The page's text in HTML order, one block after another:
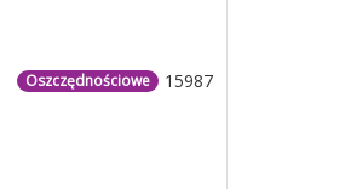
15987
Oszczędnościowe